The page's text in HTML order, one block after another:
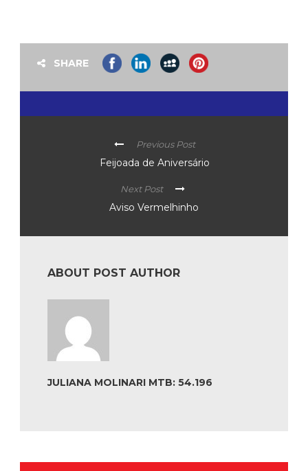
SHARE
Previous Post
Feijoada de Aniversário
Next Post
Aviso Vermelhinho
ABOUT POST AUTHOR
JULIANA MOLINARI MTB: 54.196